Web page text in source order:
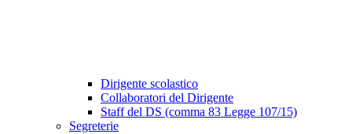
Dirigente scolastico
Collaboratori del Dirigente
Staff del DS (comma 83 Legge 107/15)
Segreterie